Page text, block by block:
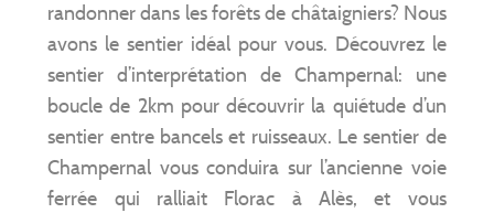
randonner dans les forêts de châtaigniers? Nous
avons le sentier idéal pour vous. Découvrez le
sentier d’interprétation de Champernal: une
boucle de 2km pour découvrir la quiétude d’un
sentier entre bancels et ruisseaux. Le sentier de
Champernal vous conduira sur l’ancienne voie
ferrée qui ralliait Florac à Alès, et vous